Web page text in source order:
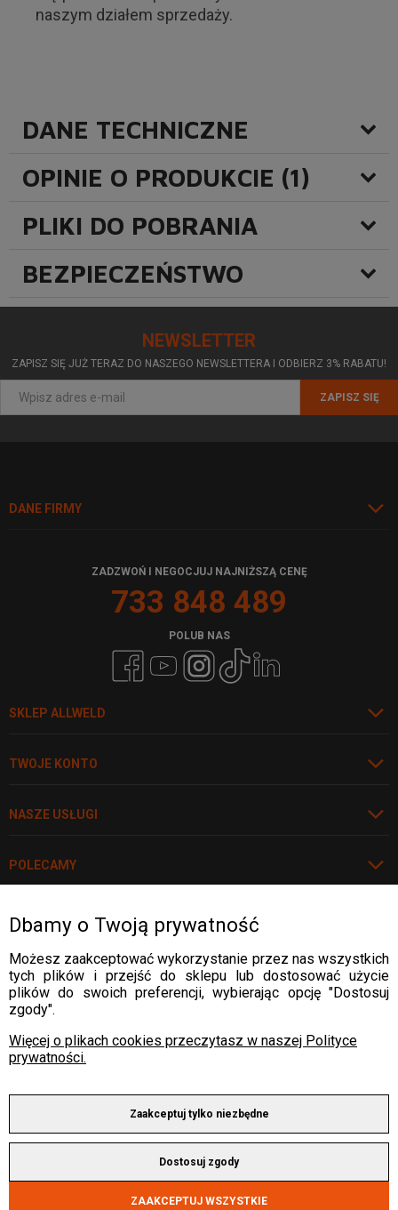
naszym działem sprzedaży.
DANE TECHNICZNE
OPINIE O PRODUKCIE (1)
PLIKI DO POBRANIA
BEZPIECZEŃSTWO
NEWSLETTER
ZAPISZ SIĘ JUŻ TERAZ DO NASZEGO NEWSLETTERA I ODBIERZ 3% RABATU!
ZAPISZ SIĘ
DANE FIRMY
SKLEP ALLWELD
TWOJE KONTO
NASZE USŁUGI
POLECAMY
ZADZWOŃ I NEGOCJUJ NAJNIŻSZĄ CENĘ
733 848 489
POLUB NAS
WARTO WIEDZIEĆ
WARTO WIEDZIEĆ
WARTO WIEDZIEĆ
Rozwiń
DOSTAWA:
Copyright © 2025 by ALLWELD®
Wszelkie prawa zastrzeżone.
Dbamy o Twoją prywatność
Możesz zaakceptować wykorzystanie przez nas wszystkich
tych plików i przejść do sklepu lub dostosować użycie
plików do swoich preferencji, wybierając opcję "Dostosuj
zgody".
Więcej o plikach cookies przeczytasz w naszej Polityce
prywatności.
Zaakceptuj tylko niezbędne
Dostosuj zgody
ZAAKCEPTUJ WSZYSTKIE